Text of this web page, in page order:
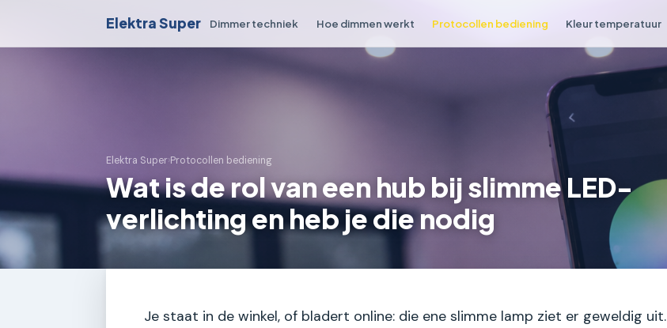
Elektra Super Dimmer techniek Hoe dimmen werkt Protocollen bediening Kleur temperatuur
Elektra Super›Protocollen bediening
Wat is de rol van een hub bij slimme LED-
verlichting en heb je die nodig
Je staat in de winkel, of bladert online: die ene slimme lamp ziet er geweldig uit.